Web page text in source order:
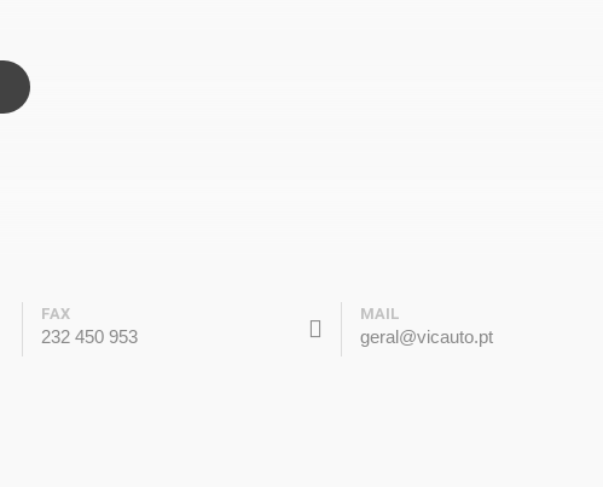
FAX
232 450 953
MAIL
geral@vicauto.pt